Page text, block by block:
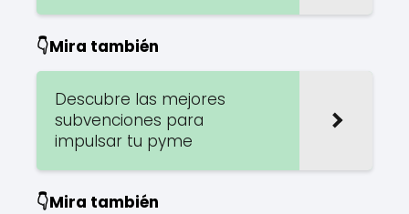
👇Mira también
Descubre las mejores
subvenciones para
impulsar tu pyme
👇Mira también